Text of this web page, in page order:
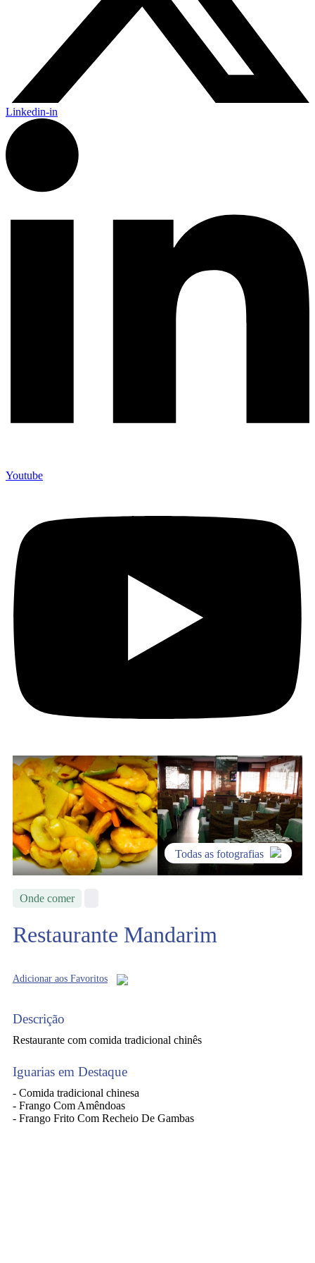
Linkedin-in
Youtube
Todas as fotografias
Onde comer
Restaurante Mandarim
Adicionar aos Favoritos
Descrição
Restaurante com comida tradicional chinês
Iguarias em Destaque
- Comida tradicional chinesa
- Frango Com Amêndoas
- Frango Frito Com Recheio De Gambas